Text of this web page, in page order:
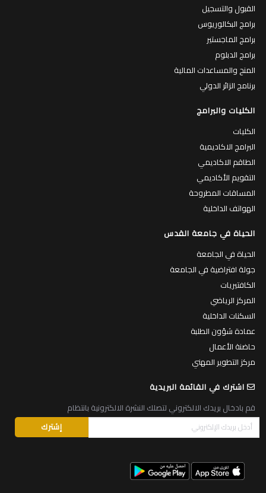
القبول والتسجيل
برامج البكالوريوس
برامج الماجستير
برامج الدبلوم
المنح والمساعدات المالية
برنامج الزائر الدولي
الكليات والبرامج
الكليات
البرامج الاكاديمية
الطاقم الاكاديمي
التقويم الأكاديمي
المساقات المطروحة
الهواتف الداخلية
الحياة في جامعة القدس
الحياة في الجامعة
جولة افتراضية في الجامعة
الكافتيريات
المركز الرياضي
السكنات الداخلية
عمادة شؤون الطلبة
حاضنة الأعمال
مركز التطوير المهني
اشترك في القائمة البريدية
قم بادخال بريدك الالكتروني لتصلك النشرة الالكترونية بانتظام